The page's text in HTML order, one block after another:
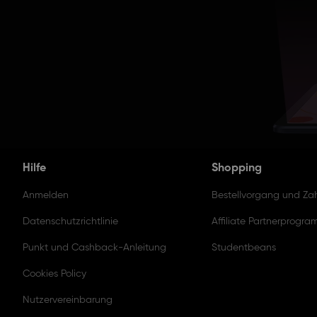
Hilfe
Anmelden
Datenschutzrichtlinie
Punkt und Cashback-Anleitung
Cookies Policy
Nutzervereinbarung
Shopping
Bestellvorgang und
Affiliate
Studentbeans